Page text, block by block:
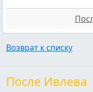
Возврат к списку
После Ивлева